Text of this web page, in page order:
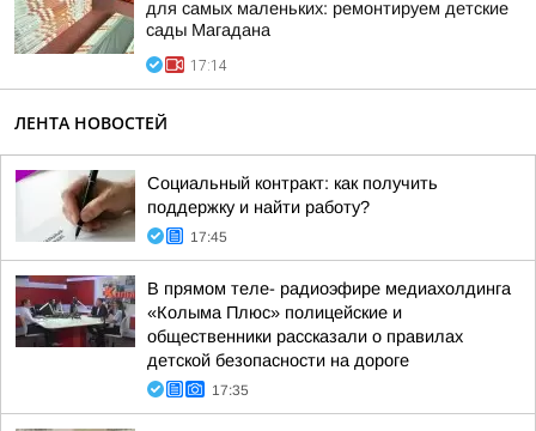
для самых маленьких: ремонтируем детские
сады Магадана
17:14
ЛЕНТА НОВОСТЕЙ
Социальный контракт: как получить
поддержку и найти работу?
17:45
В прямом теле- радиоэфире медиахолдинга
«Колыма Плюс» полицейские и
общественники рассказали о правилах
детской безопасности на дороге
17:35